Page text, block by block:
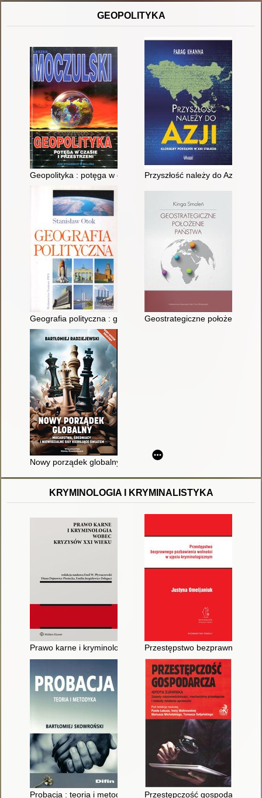
GEOPOLITYKA
Geopolityka : potęga w czasie i przestrzeniPrzyszłość należy do Azji :
Geografia polityczna : geopolityka, państwo, ekopolityka
Geostrategiczne położenie
Nowy porządek globalny : mocarstwa, średniacy i niewidzialne
KRYMINOLOGIA I KRYMINALISTYKA
Prawo karne i kryminologia wobec kryzysów XXI wieku
Przestępstwo bezprawnego
Probacja : teoria i metodyka Przestępczość gospodarcza :